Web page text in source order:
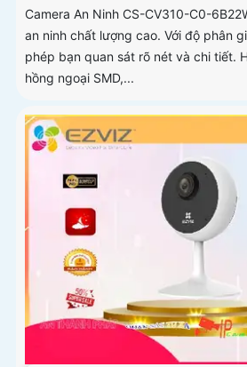
Camera An Ninh CS-CV310-C0-
an ninh chất lượng cao. Với độ phân
phép bạn quan sát rõ nét và chi tiết.
hồng ngoại SMD,...